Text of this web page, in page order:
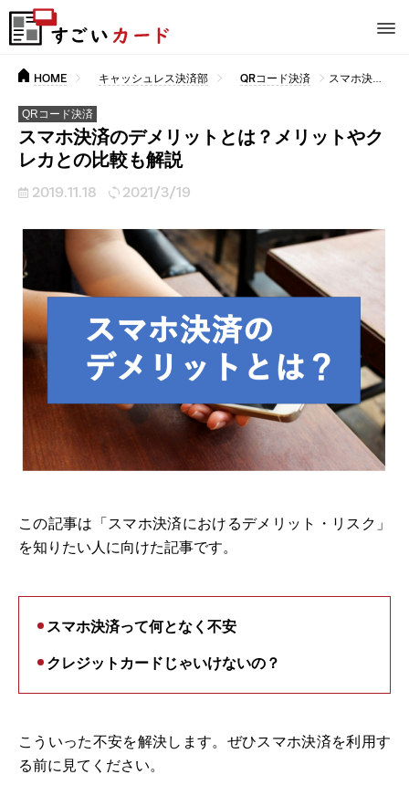
HOME キャッシュレス決済部 QRコード決済 スマホ決済のデメリットとは？メリットやクレカとの比較も解説
QRコード決済
スマホ決済のデメリットとは？メリットやク
レカとの比較も解説
2019.11.18 2021/3/19
この記事は「スマホ決済におけるデメリット・リスク」
を知りたい人に向けた記事です。
スマホ決済って何となく不安
クレジットカードじゃいけないの？
こういった不安を解決します。ぜひスマホ決済を利用す
る前に見てください。